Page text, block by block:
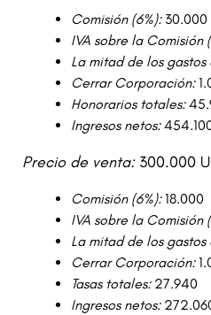
Comisión (6%):30.000
IVA sobre la Comisión
La mitad de los
Cerrar Corporación:
Honorarios totales:
Ingresos netos:
Precio de venta:300.000
Comisión (6%):18.000
IVA sobre la Comisión
La mitad de los
Cerrar Corporación:
Tasas totales:27.940
Ingresos netos: